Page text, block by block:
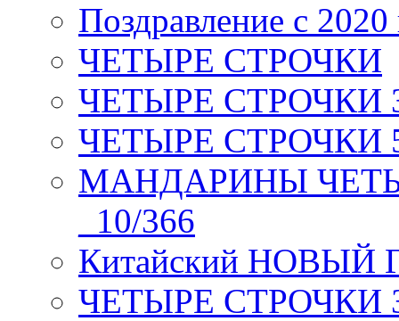
Поздравление с 2020
ЧЕТЫРЕ СТРОЧКИ
ЧЕТЫРЕ СТРОЧКИ 3
ЧЕТЫРЕ СТРОЧКИ 5
МАНДАРИНЫ
_10/366
Китайский НОВЫЙ
ЧЕТЫРЕ СТРОЧКИ